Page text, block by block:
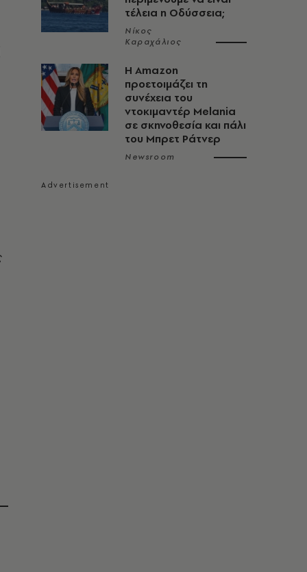
τέλεια η Οδύσσεια;
Νίκος
Καραχάλιος
Η Amazon
προετοιμάζει τη
συνέχεια του
ντοκιμαντέρ Melania
σε σκηνοθεσία και πάλι
του Μπρετ Ράτνερ
Newsroom